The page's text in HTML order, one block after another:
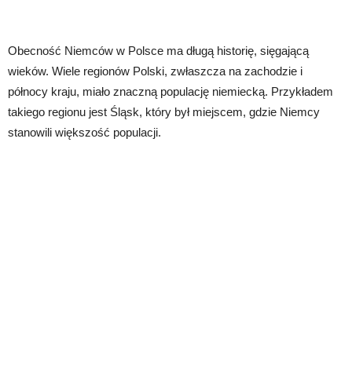
Obecność Niemców w Polsce ma długą historię, sięgającą
wieków. Wiele regionów Polski, zwłaszcza na zachodzie i
północy kraju, miało znaczną populację niemiecką. Przykładem
takiego regionu jest Śląsk, który był miejscem, gdzie Niemcy
stanowili większość populacji.